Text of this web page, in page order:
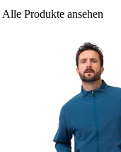
Alle Produkte ansehen